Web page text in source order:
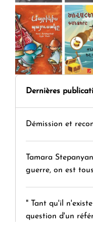
Dernières
Démission et
Tamara
guerre, on est
" Tant qu'il
question d'un